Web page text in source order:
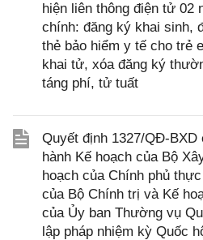
hiện liên thông điện tử 02
chính: đăng ký khai sinh,
thẻ bảo hiểm y tế cho trẻ
khai tử, xóa đăng ký
táng phí, tử tuất
Quyết định 1327/QĐ-BXD
hành Kế hoạch của Bộ
hoạch của Chính phủ
của Bộ Chính trị và Kế
của Ủy ban Thường vụ
lập pháp nhiệm kỳ Quốc